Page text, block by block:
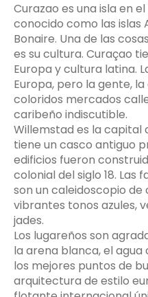
Curazao es una isla en
conocido como las islas
Bonaire. Una de las
es su cultura. Curaçao
Europa y cultura latina.
Europa, pero la gente,
coloridos mercados
caribeño indiscutible.
Willemstad es la capital
tiene un casco antiguo
edificios fueron
colonial del siglo 18. Las
son un caleidoscopio
vibrantes tonos azules,
jades.
Los lugareños son
la arena blanca, el agua
los mejores puntos de
arquitectura de estilo